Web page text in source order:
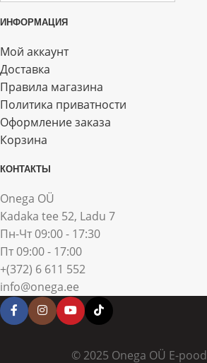
ИНФОРМАЦИЯ
Мой аккаунт
Доставка
Правила магазина
Политика приватности
Оформление заказа
Корзина
КОНТАКТЫ
Onega OÜ
Kadaka tee 52, Ladu 7
Пн-Чт 09:00 - 17:30
Пт 09:00 - 17:00
+(372) 6 611 552
info@onega.ee
© 2025 Onega OÜ E-pood